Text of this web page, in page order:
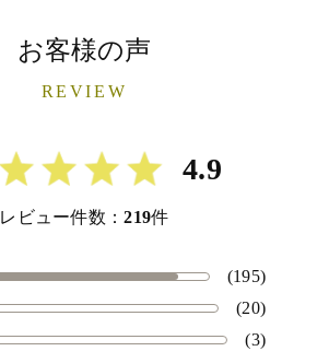
お客様の声
REVIEW
4.9
レビュー件数：219件
(195)
(20)
(3)